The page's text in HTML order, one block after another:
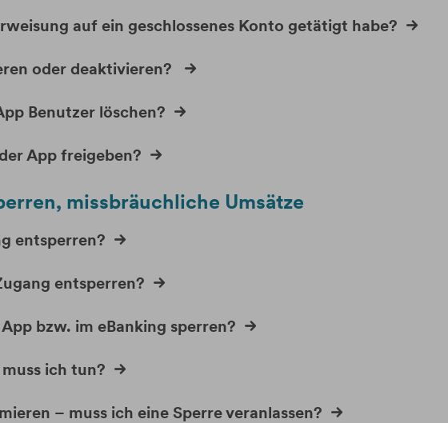
auf ein geschlossenes Konto getätigt habe?
oder deaktivieren?
Benutzer löschen?
App freigeben?
missbräuchliche Umsätze
entsperren?
entsperren?
bzw. im eBanking sperren?
ich tun?
– muss ich eine Sperre veranlassen?